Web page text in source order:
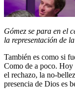
Gómez se para en el
la representación de
También es como si
Como de a poco. Hoy
el rechazo, la no-
presencia de Dios es